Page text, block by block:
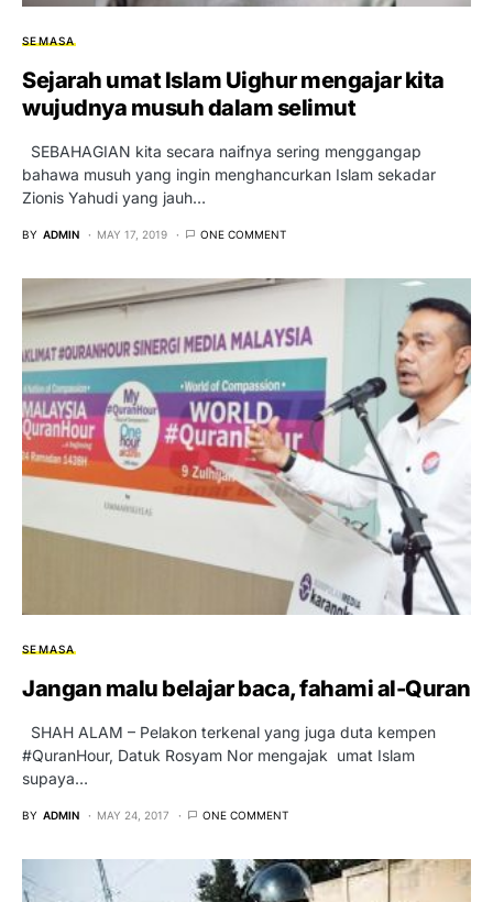
SEMASA
Sejarah umat Islam Uighur mengajar kita
wujudnya musuh dalam selimut
SEBAHAGIAN kita secara naifnya sering menggangap
bahawa musuh yang ingin menghancurkan Islam sekadar
Zionis Yahudi yang jauh…
BY ADMIN MAY 17, 2019 ONE COMMENT
SEMASA
Jangan malu belajar baca, fahami al-Quran
SHAH ALAM – Pelakon terkenal yang juga duta kempen
#QuranHour, Datuk Rosyam Nor mengajak umat Islam
supaya…
BY ADMIN MAY 24, 2017 ONE COMMENT